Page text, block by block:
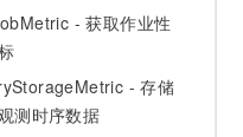
- 获取作业性
- 存储
测时序数据